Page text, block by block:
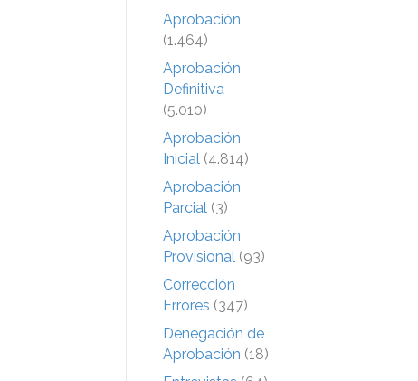
Aprobación
(1.464)
Aprobación
Definitiva
(5.010)
Aprobación
Inicial (4.814)
Aprobación
Parcial (3)
Aprobación
Provisional (93)
Corrección
Errores (347)
Denegación de
Aprobación (18)